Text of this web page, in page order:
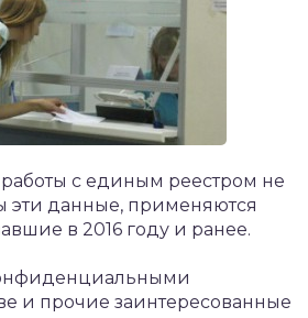
с единым реестром не
эти данные, применяются
в 2016 году и ранее.
и прочие заинтересованные